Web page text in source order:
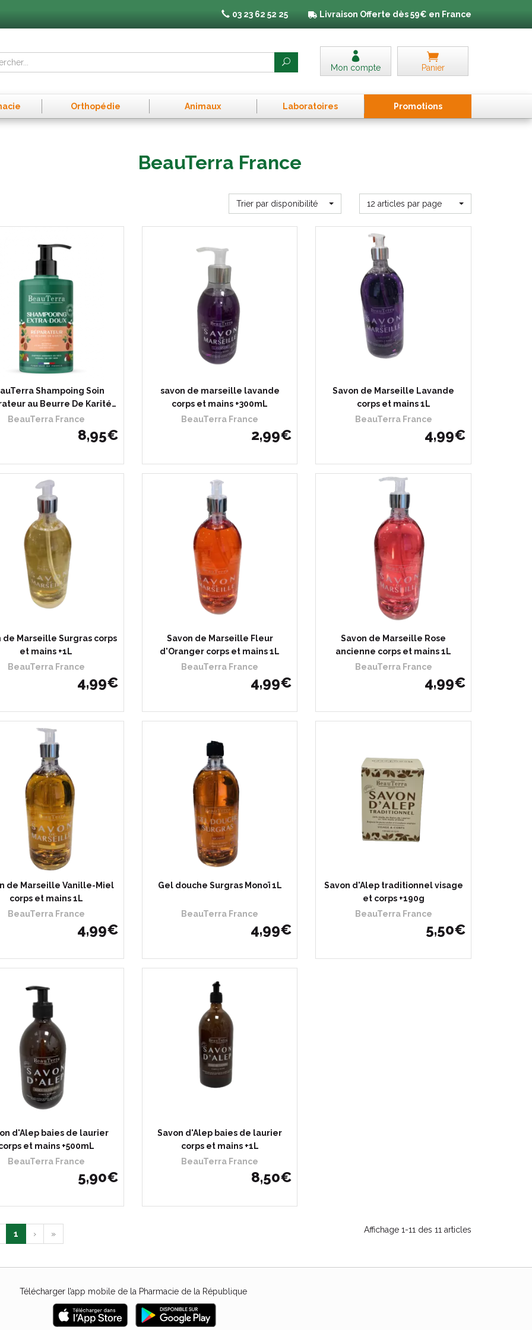
03 23 62 52 25 Livraison Offerte dès 59€ en France
Mon compte Panier
Orthopédie Animaux Laboratoires Promotions
BeauTerra France
Trier par disponibilité 12 articles par page
Shampoing Soin
au Beurre De Karité…
BeauTerra France
8,95€
savon de marseille lavande
corps et mains +300mL
BeauTerra France
2,99€
Savon de Marseille Lavande
corps et mains 1L
BeauTerra France
4,99€
de Marseille Surgras corps
et mains +1L
BeauTerra France
4,99€
Savon de Marseille Fleur
d'Oranger corps et mains 1L
BeauTerra France
4,99€
Savon de Marseille Rose
ancienne corps et mains 1L
BeauTerra France
4,99€
de Marseille Vanille-Miel
corps et mains 1L
BeauTerra France
4,99€
Gel douche Surgras Monoï 1L
BeauTerra France
4,99€
Savon d'Alep traditionnel visage
et corps +190g
BeauTerra France
5,50€
d'Alep baies de laurier
et mains +500mL
BeauTerra France
5,90€
Savon d'Alep baies de laurier
corps et mains +1L
BeauTerra France
8,50€
1 › » Affichage 1-11 des 11 articles
Télécharger l’app mobile de la Pharmacie de la République